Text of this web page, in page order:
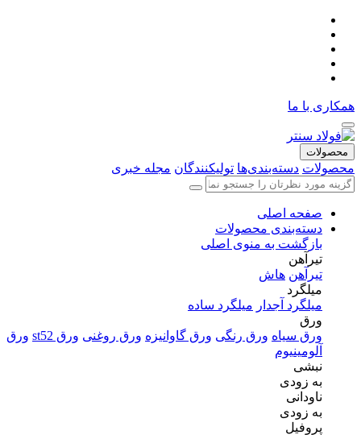
همکاری با ما
محصولات
محصولات دسته‌بندی‌ها تولیکنندگان مجله خبری
صفحه اصلی
دسته‌بندی محصولات
بازگشت به منوی اصلی
تیرآهن
تیرآهن هاش
میلگرد
میلگرد آجدار میلگرد ساده
ورق
ورق سیاه ورق رنگی ورق گاوانیزه ورق روغنی ورق st52
ورق
آلومینیوم
نبشی
به زودی
ناودانی
به زودی
پروفیل